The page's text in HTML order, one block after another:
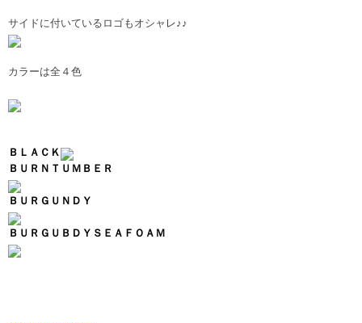
サイドに付いているロゴもオシャレ♪♪
カラーは全４色
ＢＬＡＣＫ
ＢＵＲＮＴＵＭＢＥＲ
ＢＵＲＧＵＮＤＹ
ＢＵＲＧＵＢＤＹＳＥＡＦＯＡＭ